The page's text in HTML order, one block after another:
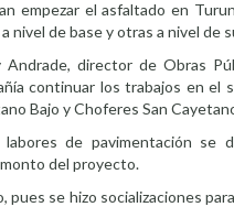
empezar el asfaltado en
nivel de base y otras a nivel de
Andrade, director de Obras
continuar los trabajos en el
Bajo y Choferes San
labores de pavimentación se
del proyecto.
se hizo socializaciones